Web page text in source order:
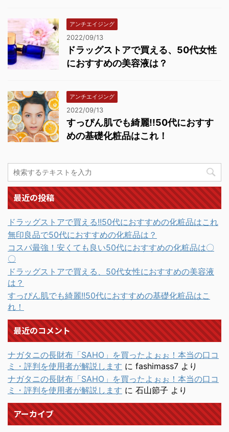
アンチエイジング
2022/09/13
ドラッグストアで買える、50代女性
におすすめの美容液は？
アンチエイジング
2022/09/13
すっぴん肌でも綺麗!!50代におすす
めの基礎化粧品はこれ！
最近の投稿
ドラッグストアで買える!!50代におすすめの化粧品はこれ
無印良品で50代におすすめの化粧品は？
コスパ最強！安くても良い50代におすすめの化粧品は〇
〇
ドラッグストアで買える、50代女性におすすめの美容液
は？
すっぴん肌でも綺麗!!50代におすすめの基礎化粧品はこ
れ！
最近のコメント
ナガタニの長財布「SAHO」を買ったよぉぉ！本当の口コ
ミ・評判を使用者が解説します に fashimass7 より
ナガタニの長財布「SAHO」を買ったよぉぉ！本当の口コ
ミ・評判を使用者が解説します に 石山節子 より
アーカイブ